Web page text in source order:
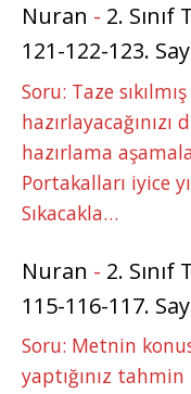
Nuran - 2.
121-122-123.
Soru: Taze
hazırlama
Portakalları iyice
Sıkacakla…
Nuran - 2.
115-116-117.
Soru: Metnin
yaptığınız